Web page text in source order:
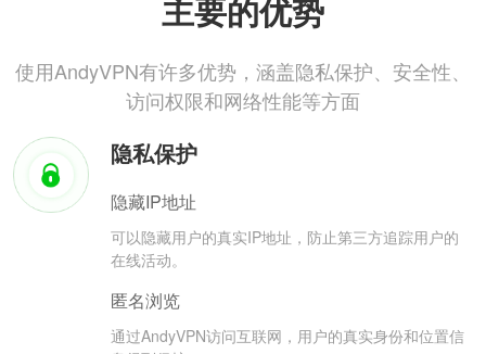
主要的优势
使用AndyVPN有许多优势，涵盖隐私保护、安全性、
访问权限和网络性能等方面
隐私保护
隐藏IP地址
可以隐藏用户的真实IP地址，防止第三方追踪用户的
在线活动。
匿名浏览
通过AndyVPN访问互联网，用户的真实身份和位置信